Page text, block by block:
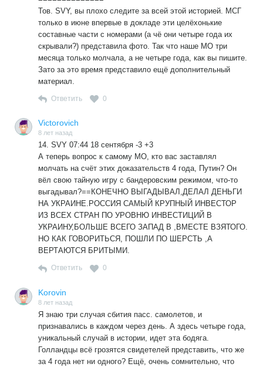
Тов. SVY, вы плохо следите за всей этой историей. МСГ
только в июне впервые в докладе эти целёхонькие
составные части с номерами (а чё они четыре года их
скрывали?) представила фото. Так что наше МО три
месяца только молчала, а не четыре года, как вы пишите.
Зато за это время представило ещё дополнительный
материал.
Ответить 0
Victorovich
8 лет назад
14. SVY 07:44 18 сентября -3 +3
А теперь вопрос к самому МО, кто вас заставлял
молчать на счёт этих доказательств 4 года, Путин? Он
вёл свою тайную игру с бандеровским режимом, что-то
выгадывал?==КОНЕЧНО ВЫГАДЫВАЛ,ДЕЛАЛ ДЕНЬГИ
НА УКРАИНЕ.РОССИЯ САМЫЙ КРУПНЫЙ ИНВЕСТОР
ИЗ ВСЕХ СТРАН ПО УРОВНЮ ИНВЕСТИЦИЙ В
УКРАИНУ,БОЛЬШЕ ВСЕГО ЗАПАД В ,ВМЕСТЕ ВЗЯТОГО.
НО КАК ГОВОРИТЬСЯ, ПОШЛИ ПО ШЕРСТЬ ,А
ВЕРТАЮТСЯ БРИТЫМИ.
Ответить 0
Korovin
8 лет назад
Я знаю три случая сбития пасс. самолетов, и
признавались в каждом через день. А здесь четыре года,
уникальный случай в истории, идет эта бодяга.
Голландцы всё грозятся свидетелей представить, что же
за 4 года нет ни одного? Ещё, очень сомнительно, что